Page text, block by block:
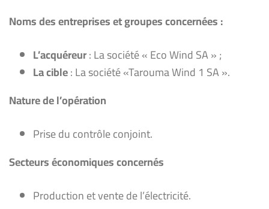
Noms des entreprises et groupes concernées :
L’acquéreur: La société « Eco Wind SA » ;
La cible: La société «Tarouma Wind 1 SA ».
Nature de l’opération
Prise du contrôle conjoint.
Secteurs économiques concernés
Production et vente de l’électricité.